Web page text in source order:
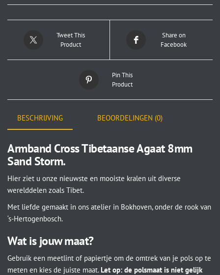
Tweet This
Product
Share on
Facebook
Pin This
Product
BESCHRIJVING BEOORDELINGEN (0)
Armband Cross Tibetaanse Agaat 8mm
Sand Storm.
Hier ziet u onze nieuwste en mooiste kralen uit diverse
werelddelen zoals Tibet.
Met liefde gemaakt in ons atelier in Bokhoven, onder de rook van
‘s-Hertogenbosch.
Wat is jouw maat?
Gebruik een meetlint of papiertje om de omtrek van je pols op te
meten en kies de juiste maat. Let op: de polsmaat is niet gelijk